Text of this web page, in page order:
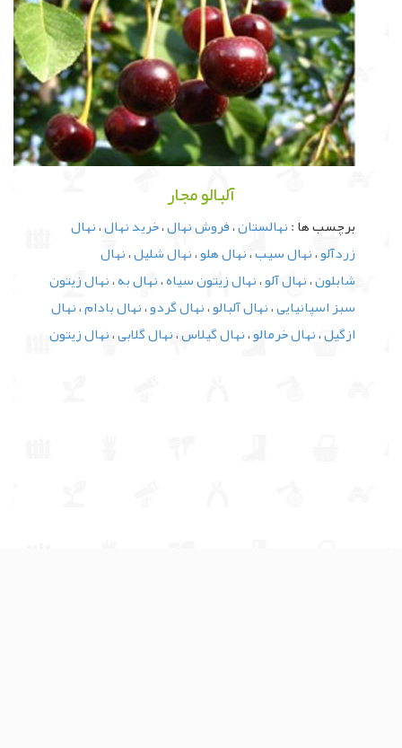
آلبالو مجار
برچسب ها :نهالستان،فروش نهال،خرید نهال،نهال
زردآلو،نهال سیب،نهال هلو،نهال شلیل،نهال
شابلون،نهال آلو،نهال زیتون سیاه،نهال به،نهال زیتون
سبز اسپانیایی،نهال آلبالو،نهال گردو،نهال بادام،نهال
ازگیل،نهال خرمالو،نهال گیلاس،نهال گلابی،نهال زیتون